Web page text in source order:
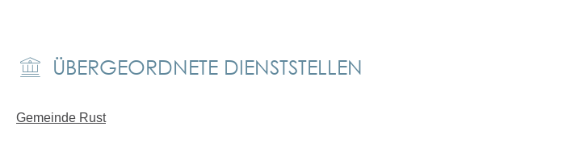
ÜBERGEORDNETE DIENSTSTELLEN
Gemeinde Rust